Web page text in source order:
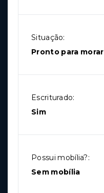
Situação:
Pronto para morar
Escriturado:
Sim
Possui mobília?:
Sem mobília